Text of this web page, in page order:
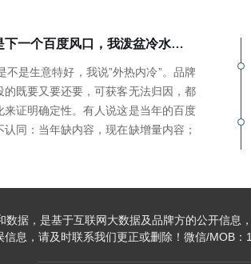
有人说GEO是下一个百度风口，我泼盆冷水：时代完全变了
不是生意特好，我说”外热内冷”。品牌
的既要又要还要，可获客无法归因，都
来证明确定性。有人说这是当年的百度
同：当年缺内容，现在缺增量内容；
槛越来越高，活下来的都得有真功夫。
数据，是基于互联网大数据及品牌方的公开信
信息，请及时联系我们更正或删除！微信/